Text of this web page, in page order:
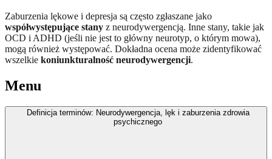
Zaburzenia lękowe i depresja są często zgłaszane jako
współwystępujące stany z neurodywergencją. Inne stany, takie jak
OCD i ADHD (jeśli nie jest to główny neurotyp, o którym mowa),
mogą również występować. Dokładna ocena może zidentyfikować
wszelkie koniunkturalność neurodywergencji.
Menu
Definicja terminów: Neurodywergencja, lęk i zaburzenia zdrowia
psychicznego